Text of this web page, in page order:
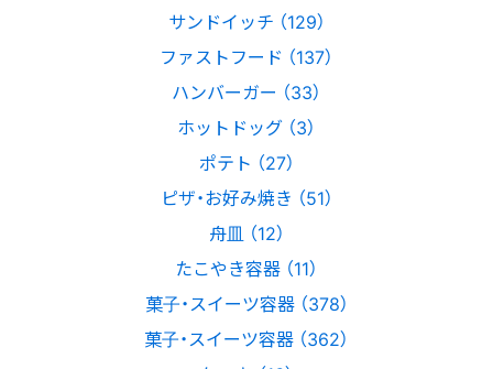
サンドイッチ （129）
ファストフード （137）
ハンバーガー （33）
ホットドッグ （3）
ポテト （27）
ピザ・お好み焼き （51）
舟皿 （12）
たこやき容器 （11）
菓子・スイーツ容器 （378）
菓子・スイーツ容器 （362）